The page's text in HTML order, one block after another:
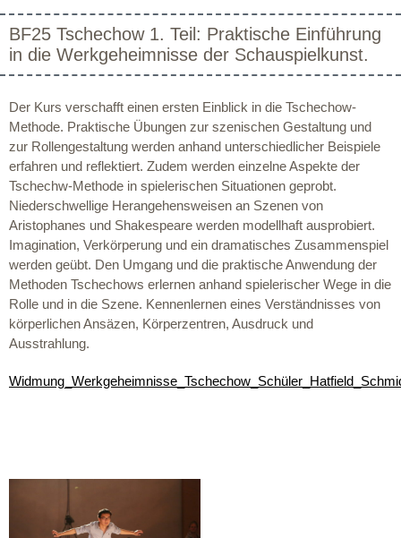
BF25 Tschechow 1. Teil: Praktische Einführung
in die Werkgeheimnisse der Schauspielkunst.
Der Kurs verschafft einen ersten Einblick in die Tschechow-
Methode. Praktische Übungen zur szenischen Gestaltung und
zur Rollengestaltung werden anhand unterschiedlicher Beispiele
erfahren und reflektiert. Zudem werden einzelne Aspekte der
Tschechw-Methode in spielerischen Situationen geprobt.
Niederschwellige Herangehensweisen an Szenen von
Aristophanes und Shakespeare werden modellhaft ausprobiert.
Imagination, Verkörperung und ein dramatisches Zusammenspiel
werden geübt. Den Umgang und die praktische Anwendung der
Methoden Tschechows erlernen anhand spielerischer Wege in die
Rolle und in die Szene. Kennenlernen eines Verständnisses von
körperlichen Ansäzen, Körperzentren, Ausdruck und
Ausstrahlung.